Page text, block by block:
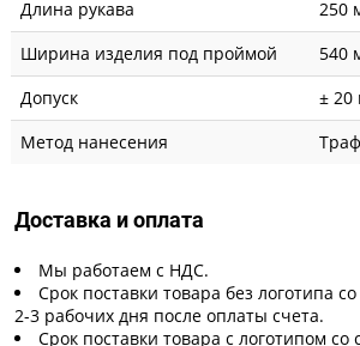
Длина рукава
250
Ширина изделия под проймой
540
Допуск
± 20
Метод нанесения
Доставка и оплата
Мы работаем с НДС.
Срок поставки товара без логотипа
2-3 рабочих дня после оплаты счета.
Срок поставки товара с логотипом со